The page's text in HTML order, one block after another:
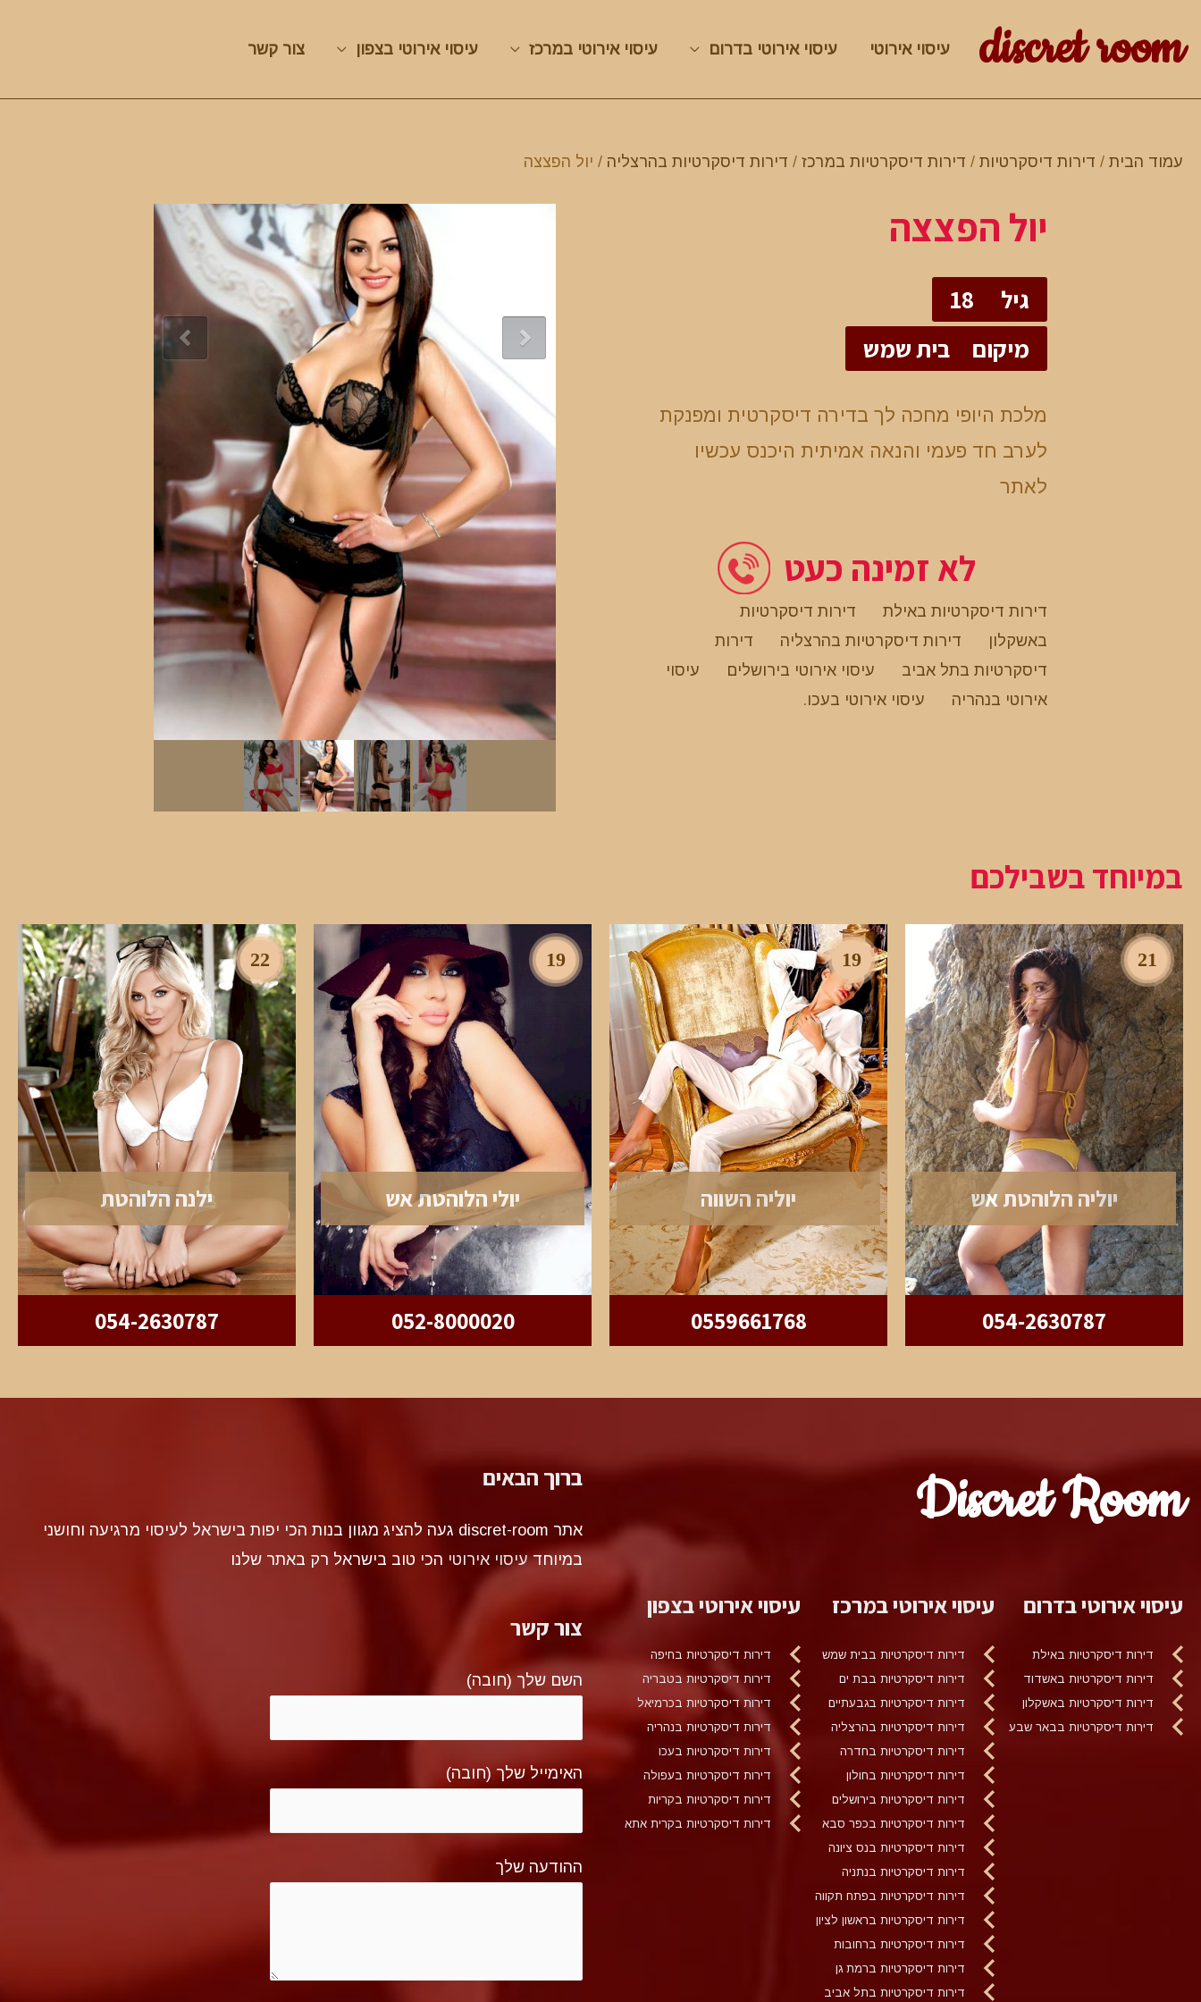
discret room עיסוי אירוטי עיסוי אירוטי בדרום עיסוי אירוטי במרכז עיסוי אירוטי בצפון צור קשר
עמוד הבית / דירות דיסקרטיות / דירות דיסקרטיות במרכז / דירות דיסקרטיות בהרצליה / יול הפצצה
יול הפצצה
גיל
18
מיקום
בית שמש
מלכת היופי מחכה לך בדירה דיסקרטית ומפנקת
לערב חד פעמי והנאה אמיתית היכנס עכשיו
לאתר
לא זמינה כעט
דירות דיסקרטיות באילת
דירות דיסקרטיות
באשקלון
דירות דיסקרטיות בהרצליה
דירות
דיסקרטיות בתל אביב
עיסוי אירוטי בירושלים
עיסוי
אירוטי בנהריה
עיסוי אירוטי בעכו.
במיוחד בשבילכם
21
יוליה הלוהטת אש
054-2630787
19
יוליה השווה
0559661768
19
יולי הלוהטת אש
052-8000020
22
ילנה הלוהטת
054-2630787
Discret Room
עיסוי אירוטי בדרום
דירות דיסקרטיות באילת
דירות דיסקרטיות באשדוד
דירות דיסקרטיות באשקלון
דירות דיסקרטיות בבאר שבע
עיסוי אירוטי במרכז
דירות דיסקרטיות בבית שמש
דירות דיסקרטיות בבת ים
דירות דיסקרטיות בגבעתיים
דירות דיסקרטיות בהרצליה
דירות דיסקרטיות בחדרה
דירות דיסקרטיות בחולון
דירות דיסקרטיות בירושלים
דירות דיסקרטיות בכפר סבא
דירות דיסקרטיות בנס ציונה
דירות דיסקרטיות בנתניה
דירות דיסקרטיות בפתח תקווה
דירות דיסקרטיות בראשון לציון
דירות דיסקרטיות ברחובות
דירות דיסקרטיות ברמת גן
דירות דיסקרטיות בתל אביב
עיסוי אירוטי בצפון
דירות דיסקרטיות בחיפה
דירות דיסקרטיות בטבריה
דירות דיסקרטיות בכרמיאל
דירות דיסקרטיות בנהריה
דירות דיסקרטיות בעכו
דירות דיסקרטיות בעפולה
דירות דיסקרטיות בקריות
דירות דיסקרטיות בקרית אתא
ברוך הבאים
אתר discret-room געה להציג מגוון בנות הכי יפות בישראל לעיסוי מרגיעה וחושני
במיוחדעיסוי אירוטי הכי טוב בישראל רק באתר שלנו
צור קשר
השם שלך (חובה)
האימייל שלך (חובה)
ההודעה שלך